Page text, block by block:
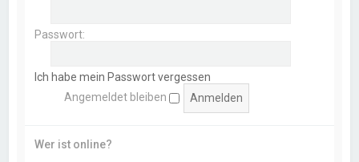
Passwort:
Ich habe mein Passwort vergessen
Angemeldet bleiben
Wer ist online?